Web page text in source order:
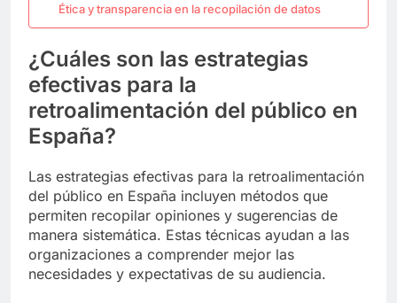
Ética y transparencia en la recopilación de datos
¿Cuáles son las estrategias
efectivas para la
retroalimentación del público en
España?
Las estrategias efectivas para la retroalimentación
del público en España incluyen métodos que
permiten recopilar opiniones y sugerencias de
manera sistemática. Estas técnicas ayudan a las
organizaciones a comprender mejor las
necesidades y expectativas de su audiencia.